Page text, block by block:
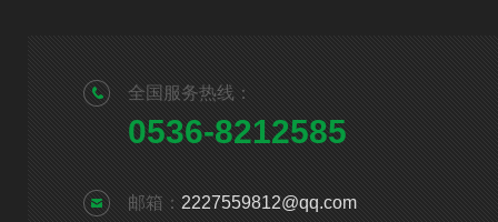
全国服务热线：
0536-8212585
邮箱： 2227559812@qq.com